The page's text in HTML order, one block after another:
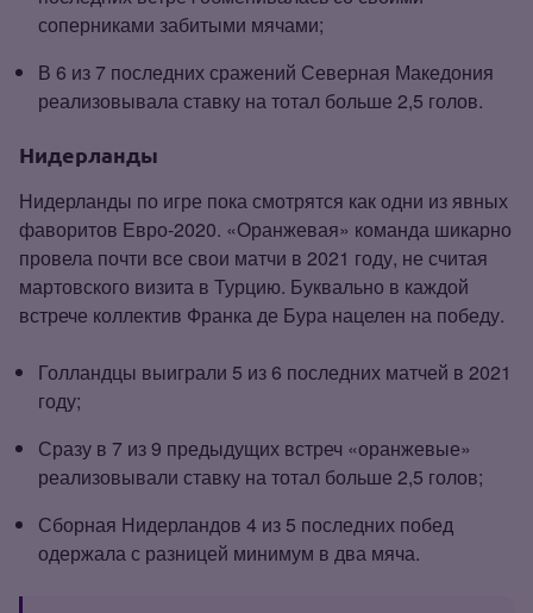
соперниками забитыми мячами;
В 6 из 7 последних сражений Северная Македония
реализовывала ставку на тотал больше 2,5 голов.
Нидерланды
Нидерланды по игре пока смотрятся как одни из явных
фаворитов Евро‑2020. «Оранжевая» команда шикарно
провела почти все свои матчи в 2021 году, не считая
мартовского визита в Турцию. Буквально в каждой
встрече коллектив Франка де Бура нацелен на победу.
Голландцы выиграли 5 из 6 последних матчей в 2021
году;
Сразу в 7 из 9 предыдущих встреч «оранжевые»
реализовывали ставку на тотал больше 2,5 голов;
Сборная Нидерландов 4 из 5 последних побед
одержала с разницей минимум в два мяча.